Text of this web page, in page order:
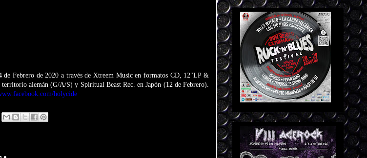
Febrero de 2020 a través de Xtreem Music en formatos CD, 12"LP &
alemán (G/A/S) y Spiritual Beast Rec. en Japón (12 de Febrero).
holycide